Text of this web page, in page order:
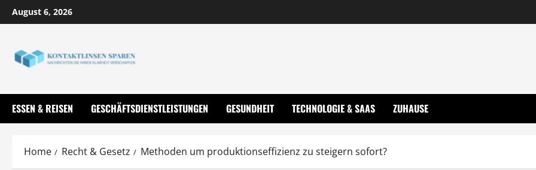
Skip
to
August 6, 2026
ESSEN & REISEN GESCHÄFTSDIENSTLEISTUNGEN GESUNDHEIT TECHNOLOGIE & SAAS ZUHAUSE
Home Recht & Gesetz Methoden um produktionseffizienz zu steigern sofort?